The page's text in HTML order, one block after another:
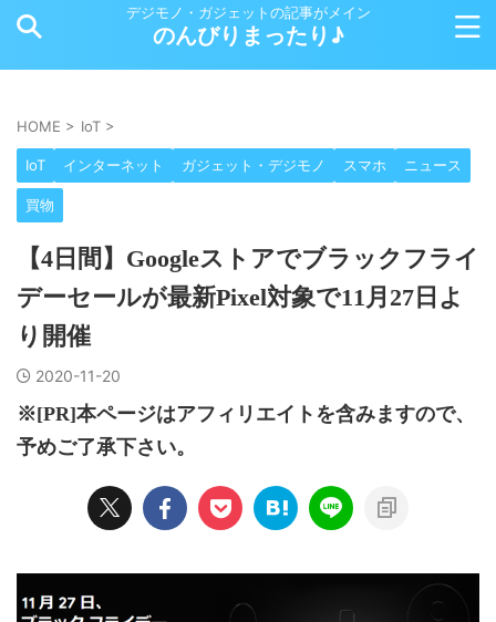
デジモノ・ガジェットの記事がメイン
のんびりまったり♪
HOME > IoT >
IoT インターネット ガジェット・デジモノ スマホ ニュース
買物
【4日間】Googleストアでブラックフライ
デーセールが最新Pixel対象で11月27日よ
り開催
2020-11-20
※[PR]本ページはアフィリエイトを含みますので、
予めご了承下さい。